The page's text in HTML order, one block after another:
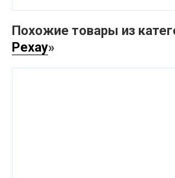
Похожие товары из
Рехау»